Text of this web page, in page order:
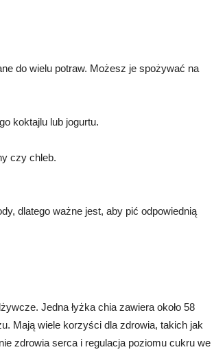
do wielu potraw. Możesz je spożywać na
koktajlu lub jogurtu.
czy chleb.
dlatego ważne jest, aby pić odpowiednią
Jedna łyżka chia zawiera około 58
Mają wiele korzyści dla zdrowia, takich jak
zdrowia serca i regulacja poziomu cukru we